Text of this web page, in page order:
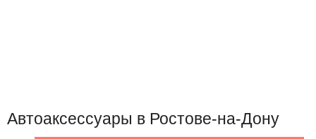
Автоаксессуары в Ростове-на-Дону